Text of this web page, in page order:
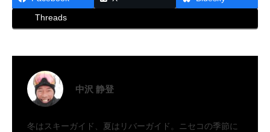
Threads
中沢 静登
冬はスキーガイド、夏はリバーガイド。ニセコの季節に